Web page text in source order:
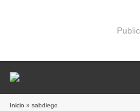
Inicio » sabdiego